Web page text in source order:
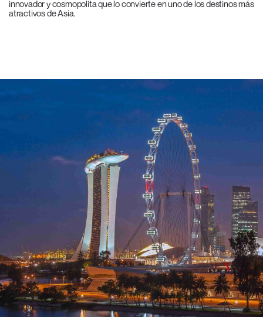
innovador y cosmopolita que lo convierte en uno de los destinos más
atractivos de Asia.